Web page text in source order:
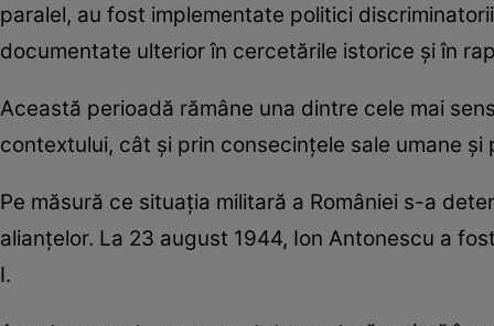
paralel, au fost implementate politici
documentate ulterior în cercetările istorice și în
Această perioadă rămâne una dintre cele mai
contextului, cât și prin consecințele sale umane și
Pe măsură ce situația militară a României s-a
alianțelor. La 23 august 1944, Ion Antonescu a
I.